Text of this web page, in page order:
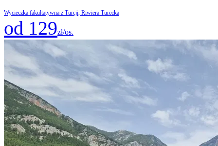
Wycieczka fakultatywna z Turcji, Riwiera Turecka
od 129zł/os.